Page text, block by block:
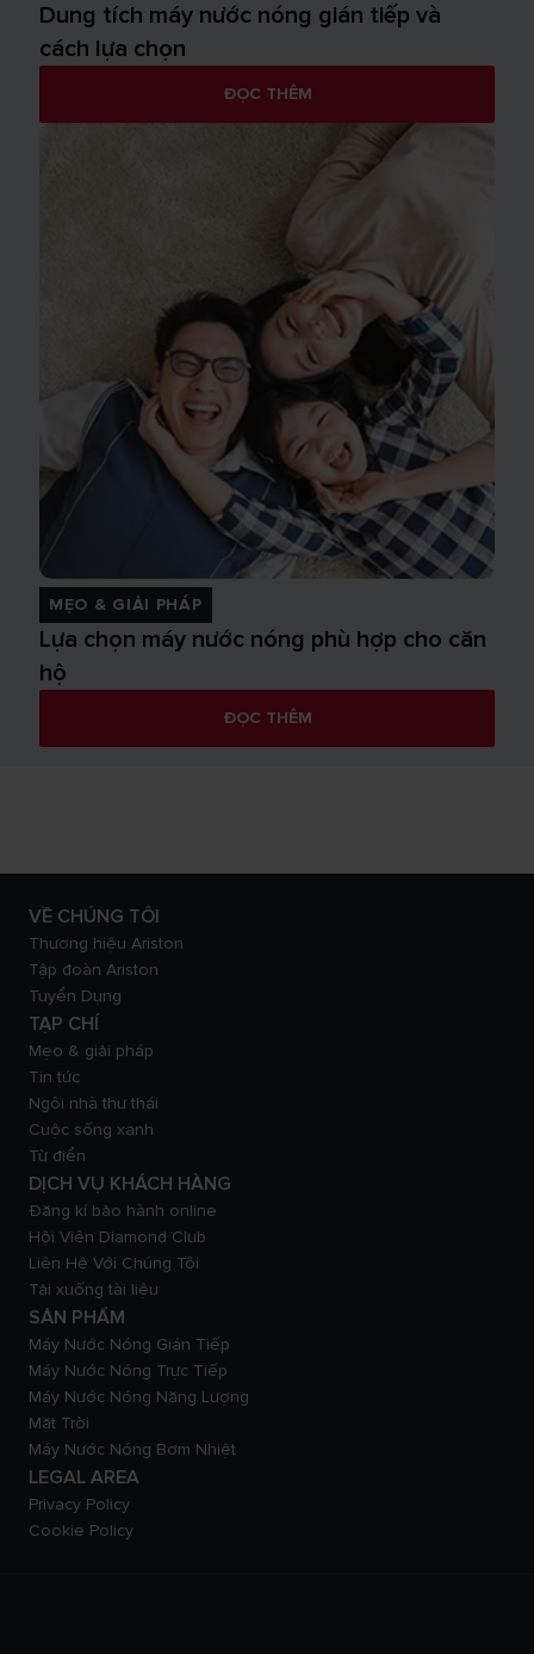
Dung tích máy nước nóng gián tiếp và
cách lựa chọn
ĐỌC THÊM
MẸO & GIẢI PHÁP
Lựa chọn máy nước nóng phù hợp cho căn
hộ
ĐỌC THÊM
VỀ CHÚNG TÔI
Thương hiệu Ariston
Tập đoàn Ariston
Tuyển Dụng
TẠP CHÍ
Mẹo & giải pháp
Tin tức
Ngôi nhà thư thái
Cuộc sống xanh
Từ điển
DỊCH VỤ KHÁCH HÀNG
Đăng kí bảo hành online
Hội Viên Diamond Club
Liên Hệ Với Chúng Tôi
Tải xuống tài liệu
SẢN PHẨM
Máy Nước Nóng Gián Tiếp
Máy Nước Nóng Trực Tiếp
Máy Nước Nóng Năng Lượng
Mặt Trời
Máy Nước Nóng Bơm Nhiệt
LEGAL AREA
Privacy Policy
Cookie Policy